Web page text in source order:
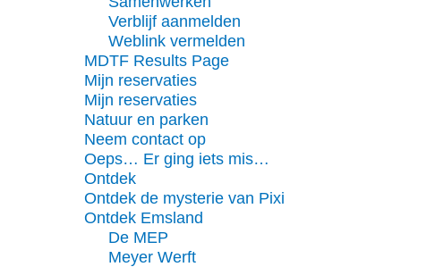
Verblijf aanmelden
Weblink vermelden
MDTF Results Page
Mijn reservaties
Mijn reservaties
Natuur en parken
Neem contact op
Oeps… Er ging iets mis…
Ontdek
Ontdek de mysterie van Pixi
Ontdek Emsland
De MEP
Meyer Werft